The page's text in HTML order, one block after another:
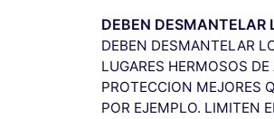
DEBEN DESMANTELAR
DEBEN DESMANTELAR
LUGARES HERMOSOS
PROTECCION MEJORES
POR EJEMPLO. LIMITEN